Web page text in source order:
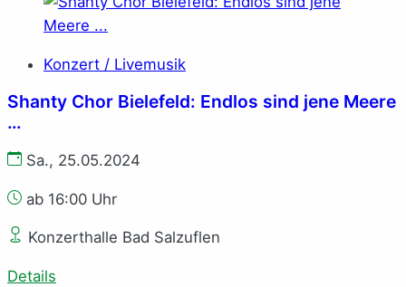
Konzert / Livemusik
Shanty Chor Bielefeld: Endlos sind jene Meere
…
Sa., 25.05.2024
ab 16:00 Uhr
Konzerthalle Bad Salzuflen
Details